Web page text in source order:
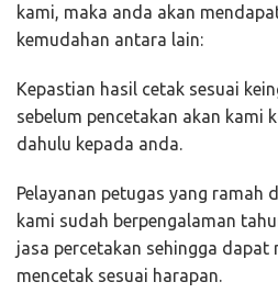
kami, maka anda akan
kemudahan antara lain:
Kepastian hasil cetak sesuai
sebelum pencetakan akan kami
dahulu kepada anda.
Pelayanan petugas yang ramah
kami sudah berpengalaman
jasa percetakan sehingga dapat
mencetak sesuai harapan.